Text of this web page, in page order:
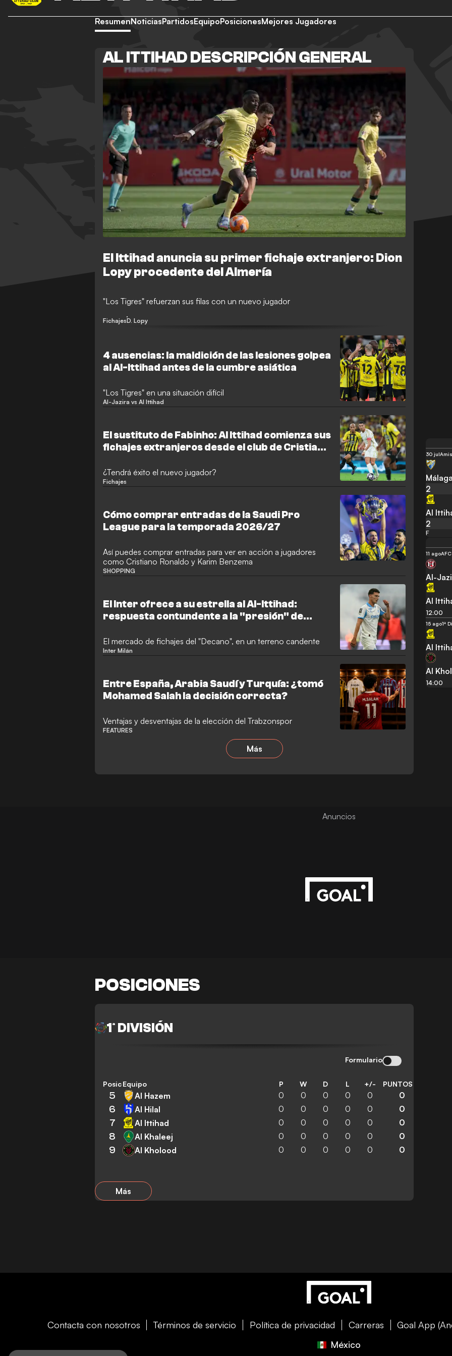
ResumenNoticiasPartidosEquipoPosicionesMejores Jugadores
AL ITTIHAD DESCRIPCIÓN GENERAL
El Ittihad anuncia su primer fichaje extranjero: Dion
Lopy procedente del Almería
"Los Tigres" refuerzan sus filas con un nuevo jugador
FichajesD. Lopy
4 ausencias: la maldición de las lesiones golpea
al Al-Ittihad antes de la cumbre asiática
"Los Tigres" en una situación difícil
Al-Jazira vs Al Ittihad
El sustituto de Fabinho: Al Ittihad comienza sus
fichajes extranjeros desde el club de Cristiano
¿Tendrá éxito el nuevo jugador?
Fichajes
Cómo comprar entradas de la Saudi Pro
League para la temporada 2026/27
Así puedes comprar entradas para ver en acción a jugadores
como Cristiano Ronaldo y Karim Benzema
SHOPPING
El Inter ofrece a su estrella al Al-Ittihad:
respuesta contundente a la "presión" de
El mercado de fichajes del "Decano", en un terreno candente
Inter Milán
Entre España, Arabia Saudí y Turquía: ¿tomó
Mohamed Salah la decisión correcta?
Ventajas y desventajas de la elección del Trabzonspor
FEATURES
Más
30 jul
2
Al
2
F
11 ago
Al-
Al
12:00
15 ago1ª
Al
Al
14:00
POSICIONES
1ª DIVISIÓN
Formulario
PosiciónEquipo P W D L +/- PUNTOS
5 Al Hazem 0 0 0 0 0 0
6 Al Hilal 0 0 0 0 0 0
7 Al Ittihad 0 0 0 0 0 0
8 Al Khaleej 0 0 0 0 0 0
9 Al Kholood 0 0 0 0 0 0
Más
Contacta con nosotros Términos de servicio Política de privacidad Carreras
Goal App
México